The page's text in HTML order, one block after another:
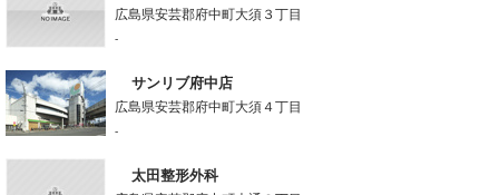
広島県安芸郡府中町大須３丁目
-
サンリブ府中店
広島県安芸郡府中町大須４丁目
-
太田整形外科